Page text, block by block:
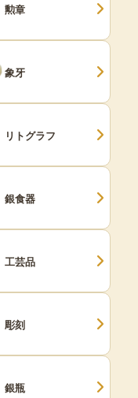
勲章
象牙
リトグラフ
銀食器
工芸品
彫刻
銀瓶